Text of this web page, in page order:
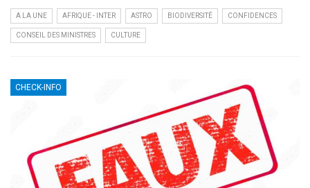
A LA UNE AFRIQUE - INTER ASTRO BIODIVERSITÉ CONFIDENCES
CONSEIL DES MINISTRES CULTURE
CHECK-INFO